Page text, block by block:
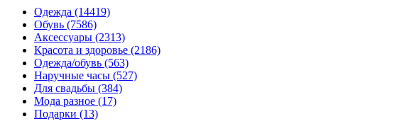
Одежда (14419)
Обувь (7586)
Аксессуары (2313)
Красота и здоровье (2186)
Одежда/обувь (563)
Наручные часы (527)
Для свадьбы (384)
Мода разное (17)
Подарки (13)